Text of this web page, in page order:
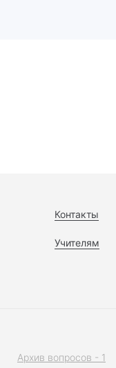
Контакты
Учителям
Архив вопросов - 1